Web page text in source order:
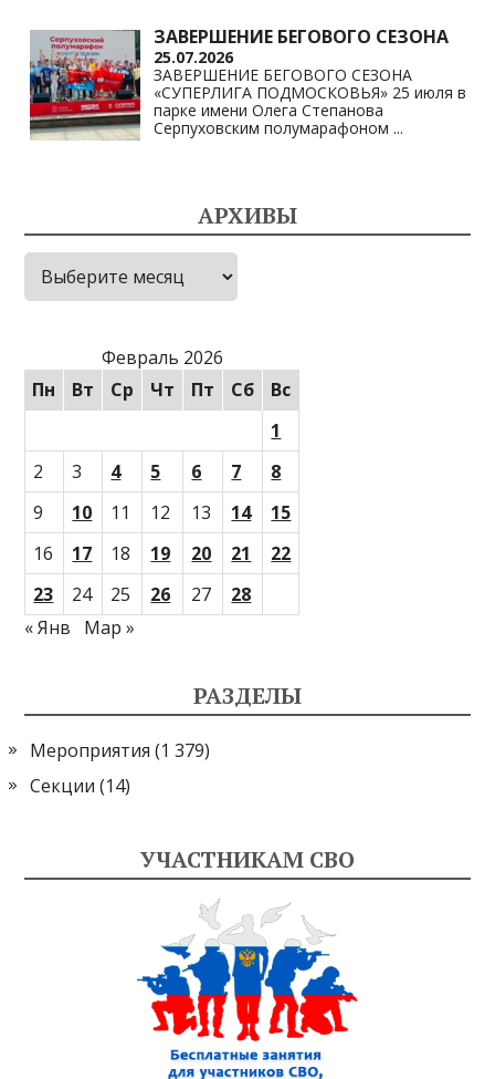
ЗАВЕРШЕНИЕ БЕГОВОГО СЕЗОНА
25.07.2026
ЗАВЕРШЕНИЕ БЕГОВОГО СЕЗОНА
«СУПЕРЛИГА ПОДМОСКОВЬЯ» 25 июля в
парке имени Олега Степанова
Серпуховским полумарафоном ...
АРХИВЫ
Архивы
Февраль 2026
Пн
Вт Ср Чт Пт Сб
Вс
1
2
3 4 5 6 7
8
9
10 11 12 13 14
15
16
17 18 19 20 21
22
23
24 25 26 27
28
« Янв
Мар »
РАЗДЕЛЫ
Мероприятия (1 379)
Секции (14)
УЧАСТНИКАМ СВО